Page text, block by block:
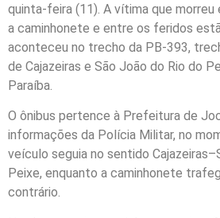
quinta-feira (11). A vítima que morreu
a caminhonete e entre os feridos
aconteceu no trecho da PB-393,
de Cajazeiras e São João do Rio do
Paraíba.
O ônibus pertence à Prefeitura de
informações da Polícia Militar, no
veículo seguia no sentido
Peixe, enquanto a caminhonete
contrário.